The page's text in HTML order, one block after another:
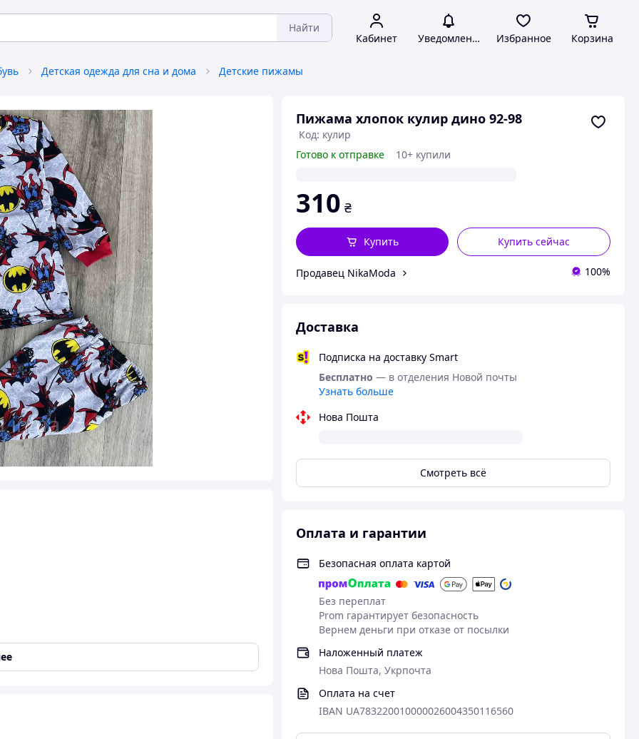
Найти
Кабинет Уведомления Избранное Корзина
Детская одежда для сна и дома Детские пижамы
Пижама хлопок кулир дино 92-98
Код: кулир
Готово к отправке
10+ купили
310 ₴
Купить сейчас
Купить
Продавец NikaModa 100%
Доставка
Подписка на доставку Smart
Бесплатно — в отделения Новой почты
Узнать больше
Нова Пошта
Смотреть всё
Оплата и гарантии
Безопасная оплата картой
Без переплат
Prom гарантирует безопасность
Вернем деньги при отказе от посылки
Наложенный платеж
Нова Пошта, Укрпочта
Оплата на счет
IBAN UA783220010000026004350116560